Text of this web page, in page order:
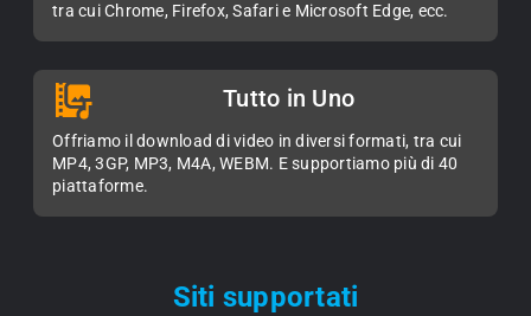
tra cui Chrome, Firefox, Safari e Microsoft Edge, ecc.
Tutto in Uno
Offriamo il download di video in diversi formati, tra cui
MP4, 3GP, MP3, M4A, WEBM. E supportiamo più di 40
piattaforme.
Siti supportati